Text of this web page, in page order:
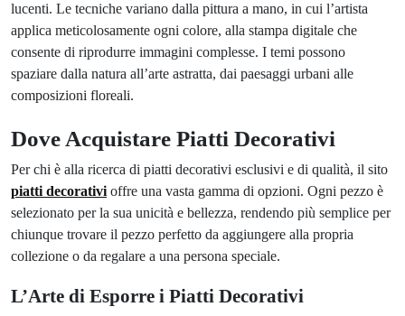
lucenti. Le tecniche variano dalla pittura a mano, in cui l’artista
applica meticolosamente ogni colore, alla stampa digitale che
consente di riprodurre immagini complesse. I temi possono
spaziare dalla natura all’arte astratta, dai paesaggi urbani alle
composizioni floreali.
Dove Acquistare Piatti Decorativi
Per chi è alla ricerca di piatti decorativi esclusivi e di qualità, il sito
piatti decorativi offre una vasta gamma di opzioni. Ogni pezzo è
selezionato per la sua unicità e bellezza, rendendo più semplice per
chiunque trovare il pezzo perfetto da aggiungere alla propria
collezione o da regalare a una persona speciale.
L’Arte di Esporre i Piatti Decorativi